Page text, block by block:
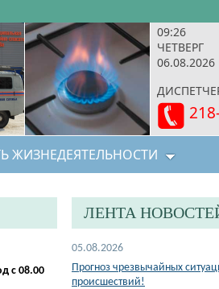
09:26
ЧЕТВЕРГ
06.08.2026
ЖИЗНЕДЕЯТЕЛЬНОСТИ
с 08.00
ЛЕНТА
05.08.2026
Прогноз чрезвычайных
происшествий!